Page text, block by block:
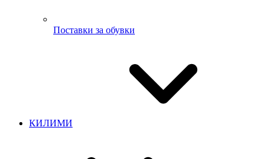
Поставки за обувки
КИЛИМИ